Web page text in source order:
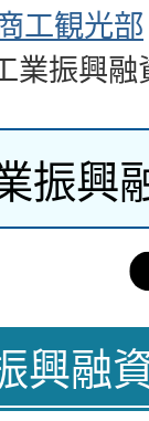
工観光部
業振興融
振興
興融